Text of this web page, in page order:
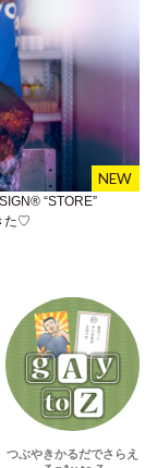
“STORE”
た♡
つぶやきかるだでさらえ